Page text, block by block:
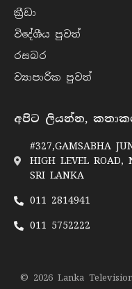
ක්‍රී​ඩා
විදේශීය පුව​ත්
රසබ​ර
ව්‍යාපාරික පුව​ත්
අපිට ලියන්න,
#327,GAMSABHA
HIGH LEVEL ROAD,
SRI LANKA
011 2814941
011 5752222
© 2026 Lanka